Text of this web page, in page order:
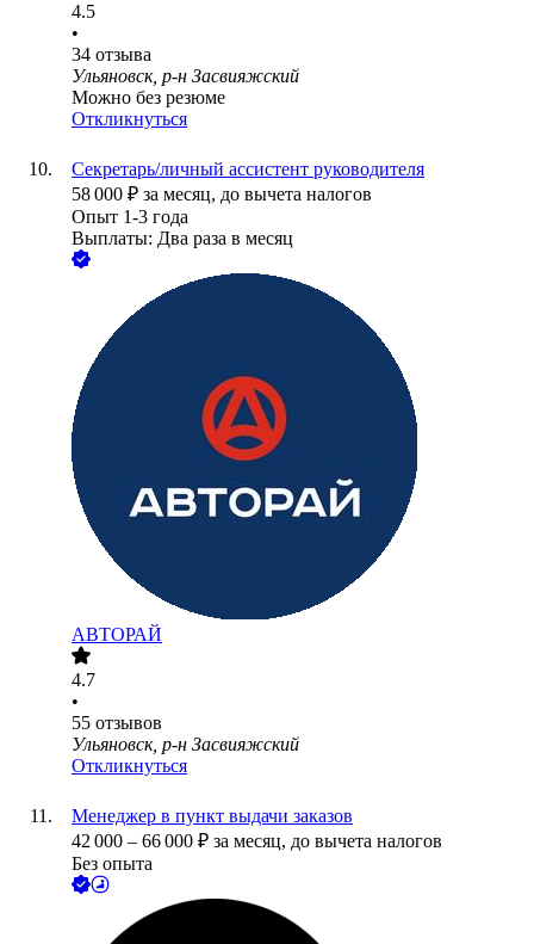
4.5
•
34 отзыва
Ульяновск, р-н Засвияжский
Можно без резюме
Откликнуться
Секретарь/личный ассистент руководителя
58 000 ₽ за месяц, до вычета налогов
Опыт 1-3 года
Выплаты: Два раза в месяц
АВТОРАЙ
4.7
•
55 отзывов
Ульяновск, р-н Засвияжский
Откликнуться
Менеджер в пункт выдачи заказов
42 000 – 66 000 ₽ за месяц, до вычета налогов
Без опыта